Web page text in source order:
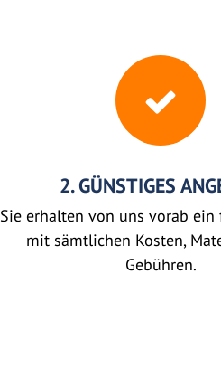
2. GÜNSTIGES
Sie erhalten von uns vorab ein
mit sämtlichen Kosten,
Gebühren.